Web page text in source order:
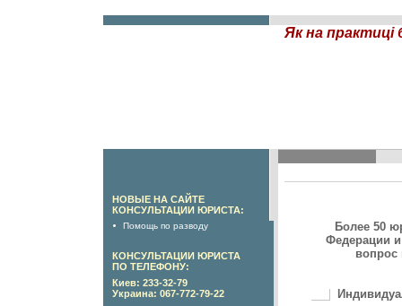
Як на практиці
НОВЫЕ НА САЙТЕ
КОНСУЛЬТАЦИИ ЮРИСТА:
Помощь по разводу
КОНСУЛЬТАЦИИ ЮРИСТА
ПО ТЕЛЕФОНУ:
Киев: 233-32-79
Украина: 067-772-79-22
Более 50
Федерации
вопрос